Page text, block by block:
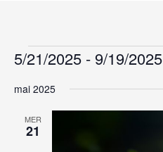
Évènements
5/21/2025 - 9/19/2025
une
mai 2025
MER
21